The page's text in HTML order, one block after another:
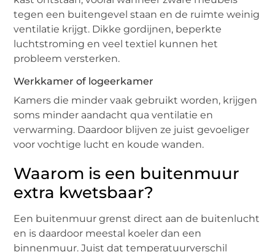
tegen een buitengevel staan en de ruimte weinig
ventilatie krijgt. Dikke gordijnen, beperkte
luchtstroming en veel textiel kunnen het
probleem versterken.
Werkkamer of logeerkamer
Kamers die minder vaak gebruikt worden, krijgen
soms minder aandacht qua ventilatie en
verwarming. Daardoor blijven ze juist gevoeliger
voor vochtige lucht en koude wanden.
Waarom is een buitenmuur
extra kwetsbaar?
Een buitenmuur grenst direct aan de buitenlucht
en is daardoor meestal koeler dan een
binnenmuur. Juist dat temperatuurverschil